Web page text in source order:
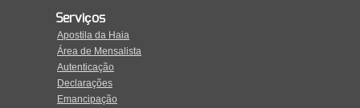
Serviços
Apostila da Haia
Área de Mensalista
Autenticação
Declarações
Emancipação